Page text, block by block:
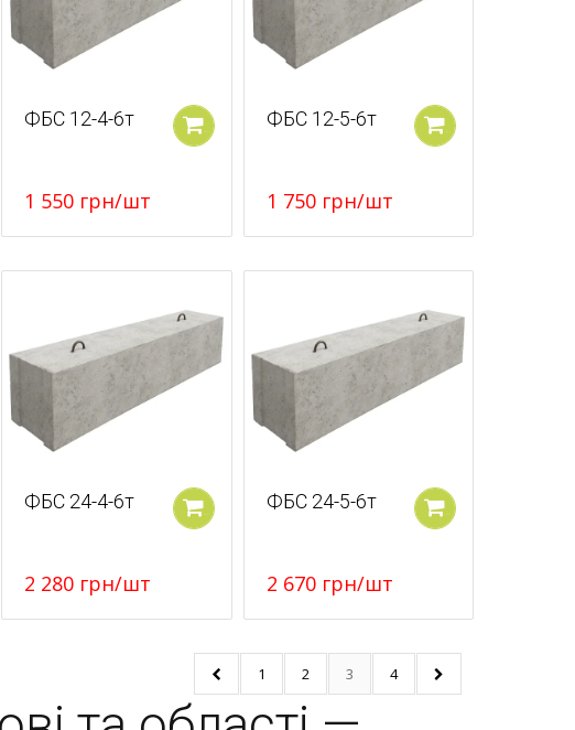
ФБС 12-4-6т
1 550 грн/шт
ФБС 12-5-6т
1 750грн/шт
ФБС 24-4-6т
2 280 грн/шт
ФБС 24-5-6т
2 670грн/шт
1 2 3 4